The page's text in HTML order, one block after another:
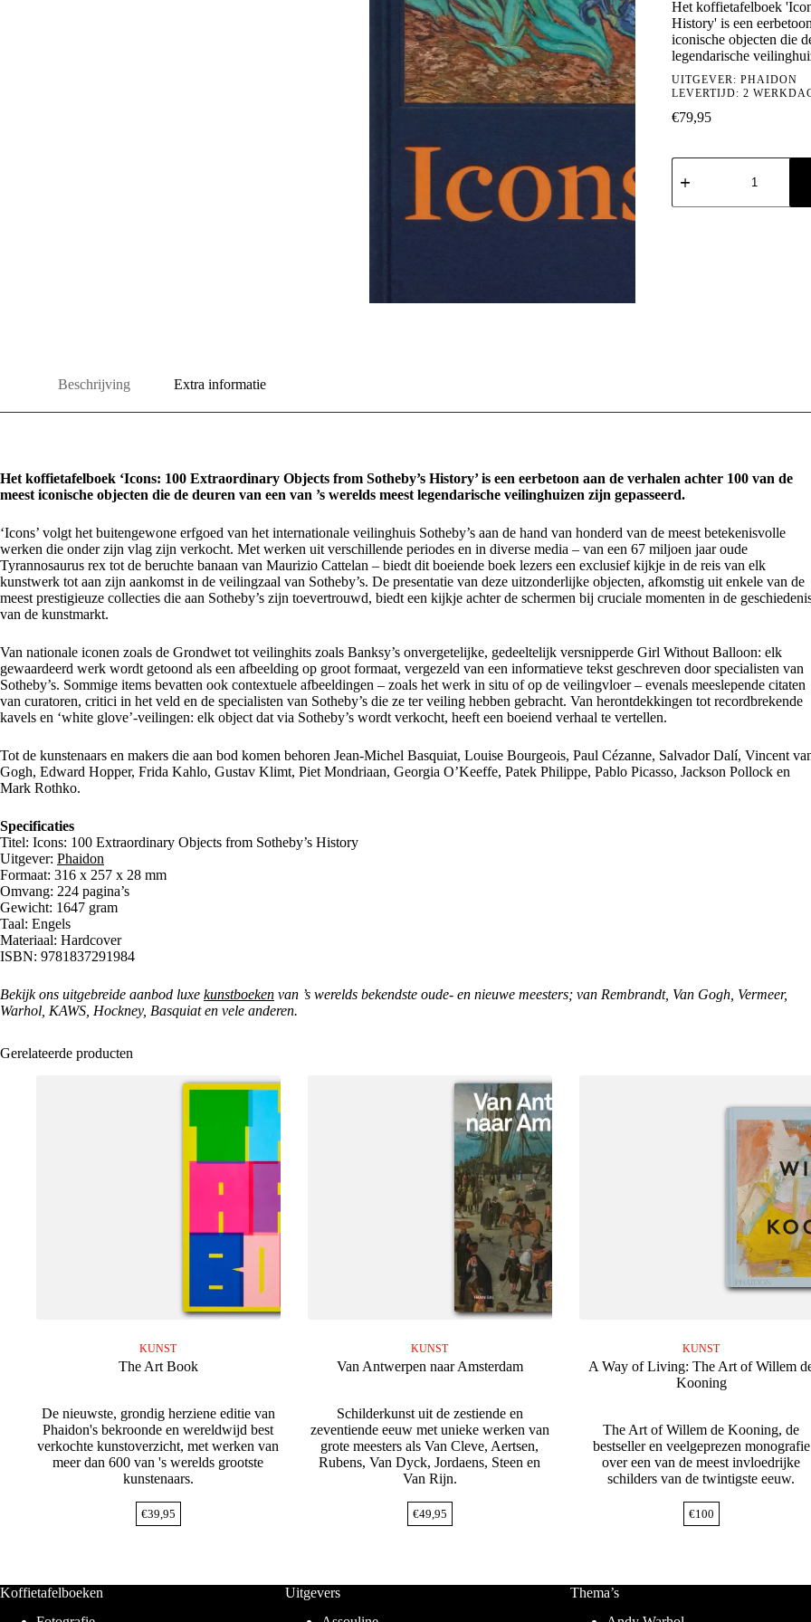
Het koffietafelboek
History' is een
iconische objecten die
legendarische
UITGEVER: PHAIDON
LEVERTIJD: 2
€79,95
Icons:
100
Objects
Beschrijving Extra informatie
Het koffietafelboek ‘Icons: 100 Extraordinary Objects from Sotheby’s History’ is een eerbetoon aan de verhalen achter 100 van de
meest iconische objecten die de deuren van een van ’s werelds meest legendarische veilinghuizen zijn gepasseerd.
‘Icons’ volgt het buitengewone erfgoed van het internationale veilinghuis Sotheby’s aan de hand van honderd van de meest betekenisvolle
werken die onder zijn vlag zijn verkocht. Met werken uit verschillende periodes en in diverse media – van een 67 miljoen jaar oude
Tyrannosaurus rex tot de beruchte banaan van Maurizio Cattelan – biedt dit boeiende boek lezers een exclusief kijkje in de reis van elk
kunstwerk tot aan zijn aankomst in de veilingzaal van Sotheby’s. De presentatie van deze uitzonderlijke objecten, afkomstig uit enkele van de
meest prestigieuze collecties die aan Sotheby’s zijn toevertrouwd, biedt een kijkje achter de schermen bij cruciale momenten in de
van de kunstmarkt.
Van nationale iconen zoals de Grondwet tot veilinghits zoals Banksy’s onvergetelijke, gedeeltelijk versnipperde Girl Without Balloon: elk
gewaardeerd werk wordt getoond als een afbeelding op groot formaat, vergezeld van een informatieve tekst geschreven door specialisten van
Sotheby’s. Sommige items bevatten ook contextuele afbeeldingen – zoals het werk in situ of op de veilingvloer – evenals meeslepende citaten
van curatoren, critici in het veld en de specialisten van Sotheby’s die ze ter veiling hebben gebracht. Van herontdekkingen tot recordbrekende
kavels en ‘white glove’-veilingen: elk object dat via Sotheby’s wordt verkocht, heeft een boeiend verhaal te vertellen.
Tot de kunstenaars en makers die aan bod komen behoren Jean-Michel Basquiat, Louise Bourgeois, Paul Cézanne, Salvador Dalí, Vincent
Gogh, Edward Hopper, Frida Kahlo, Gustav Klimt, Piet Mondriaan, Georgia O’Keeffe, Patek Philippe, Pablo Picasso, Jackson Pollock en
Mark Rothko.
Specificaties
Titel: Icons: 100 Extraordinary Objects from Sotheby’s History
Uitgever: Phaidon
Formaat: 316 x 257 x 28 mm
Omvang: 224 pagina’s
Gewicht: 1647 gram
Taal: Engels
Materiaal: Hardcover
ISBN: 9781837291984
Bekijk ons uitgebreide aanbod luxe kunstboeken van ’s werelds bekendste oude- en nieuwe meesters; van Rembrandt, Van Gogh, Vermeer,
Warhol, KAWS, Hockney, Basquiat en vele anderen.
Gerelateerde producten
KUNST
The Art Book
De nieuwste, grondig herziene editie van
Phaidon's bekroonde en wereldwijd best
verkochte kunstoverzicht, met werken van
meer dan 600 van 's werelds grootste
kunstenaars.
€39,95
KUNST
Van Antwerpen naar Amsterdam
Schilderkunst uit de zestiende en
zeventiende eeuw met unieke werken van
grote meesters als Van Cleve, Aertsen,
Rubens, Van Dyck, Jordaens, Steen en
Van Rijn.
€49,95
KUNST
A Way of Living: The Art of Willem
Kooning
The Art of Willem de Kooning, de
bestseller en veelgeprezen monografie
over een van de meest invloedrijke
schilders van de twintigste eeuw.
€100
Koffietafelboeken
Uitgevers
Thema’s